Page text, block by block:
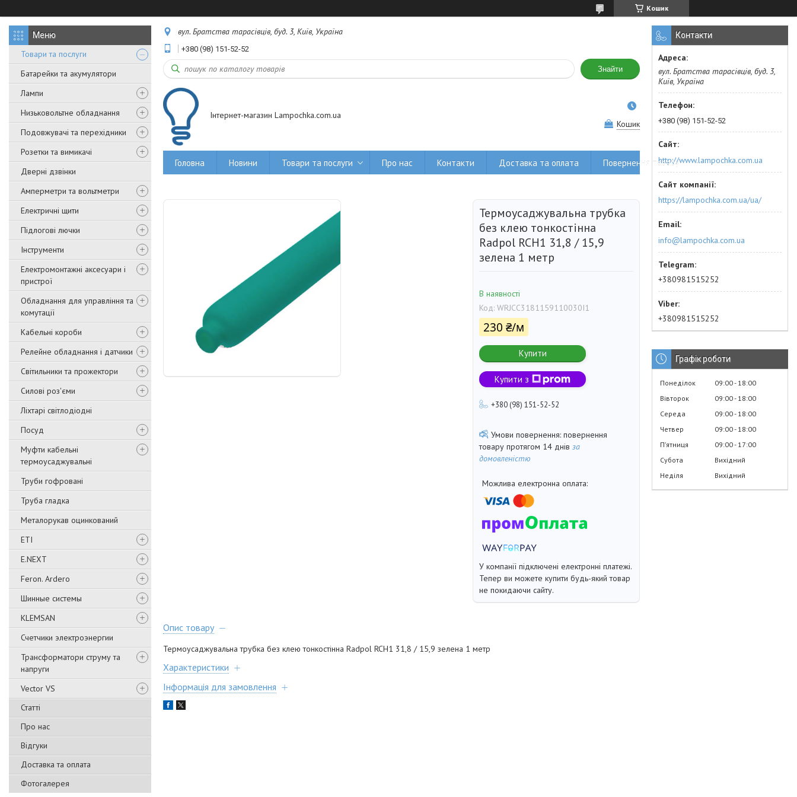
Кошик
Товари та послуги
Батарейки та акумулятори
Лампи
Низьковольтне обладнання
Подовжувачі та перехідники
Розетки та вимикачі
Дверні дзвінки
Амперметри та вольтметри
Електричні щити
Підлогові лючки
Інструменти
Електромонтажні аксесуари і
пристрої
Обладнання для управління та
комутації
Кабельні короби
Релейне обладнання і датчики
Світильники та прожектори
Силові роз'єми
Ліхтарі світлодіодні
Посуд
Муфти кабельні
термоусаджувальні
Труби гофровані
Труба гладка
Металорукав оцинкований
ETI
E.NEXT
Feron. Ardero
Шинные системы
KLEMSAN
Счетчики электроэнергии
Трансформатори струму та
напруги
Vector VS
Статті
Про нас
Відгуки
Доставка та оплата
Фотогалерея
вул. Братства тарасівців, буд. 3, Київ, Україна
+380 (98) 151-52-52
Знайти
Інтернет-магазин Lampochka.com.ua
Кошик
Головна Новини Товари та послуги Про нас Контакти Доставка та оплата Повернення товару
Термоусаджувальна трубка
без клею тонкостінна
Radpol RCH1 31,8 / 15,9
зелена 1 метр
В наявності
Код: WRJCC3181159110030I1
230 ₴/м
Купити
Купити з
+380 (98) 151-52-52
повернення
товару протягом 14 днів за
домовленістю
У компанії підключені електронні платежі.
Тепер ви можете купити будь-який товар
не покидаючи сайту.
Опис товару
Термоусаджувальна трубка без клею тонкостінна Radpol RCH1 31,8 / 15,9 зелена 1 метр
Характеристики
Інформація для замовлення
Контакти
вул. Братства тарасівців, буд. 3,
Київ, Україна
+380 (98) 151-52-52
http://www.lampochka.com.ua
https://lampochka.com.ua/ua/
info@lampochka.com.ua
+380981515252
+380981515252
Графік роботи
Понеділок 09:00 18:00
Вівторок
09:00 18:00
Середа
09:00 18:00
Четвер
09:00 18:00
Пʼятниця
09:00 17:00
Субота
Вихідний
Неділя
Вихідний